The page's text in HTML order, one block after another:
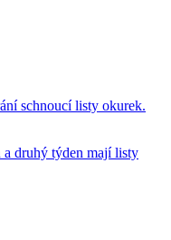
schnoucí listy okurek.
druhý týden mají listy